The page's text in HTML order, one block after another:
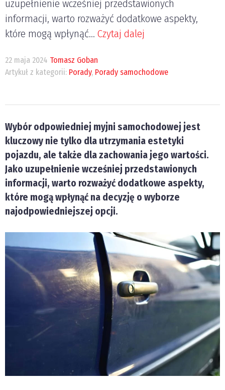
uzupełnienie wcześniej przedstawionych
informacji, warto rozważyć dodatkowe aspekty,
które mogą wpłynąć... Czytaj dalej
22 maja 2024 Tomasz Goban
Artykuł z kategorii: Porady, Porady samochodowe
Wybór odpowiedniej myjni samochodowej jest
kluczowy nie tylko dla utrzymania estetyki
pojazdu, ale także dla zachowania jego wartości.
Jako uzupełnienie wcześniej przedstawionych
informacji, warto rozważyć dodatkowe aspekty,
które mogą wpłynąć na decyzję o wyborze
najodpowiedniejszej opcji.